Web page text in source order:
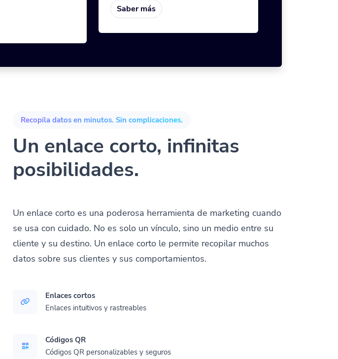
Saber más
Recopila datos en minutos. Sin complicaciones.
Un enlace corto, infinitas
posibilidades.
Un enlace corto es una poderosa herramienta de marketing cuando
se usa con cuidado. No es solo un vínculo, sino un medio entre su
cliente y su destino. Un enlace corto le permite recopilar muchos
datos sobre sus clientes y sus comportamientos.
Enlaces cortos
Enlaces intuitivos y rastreables
Códigos QR
Códigos QR personalizables y seguros